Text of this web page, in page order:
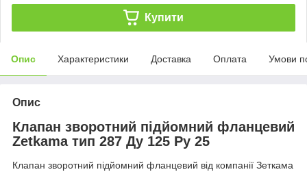
Купити
Опис Характеристики Доставка Оплата Умови
Опис
Клапан зворотний підйомний фланцевий
Zetkama тип 287 Ду 125 Ру 25
Клапан зворотний підйомний фланцевий від компанії Зеткама